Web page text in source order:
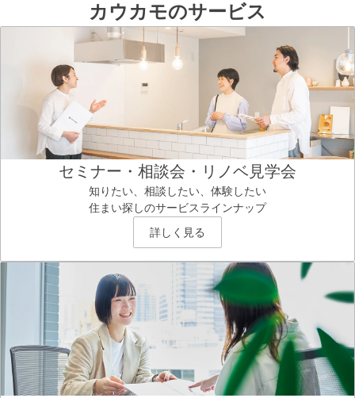
カウカモのサービス
セミナー・相談会・リノベ見学会
知りたい、相談したい、体験したい
住まい探しのサービスラインナップ
詳しく見る